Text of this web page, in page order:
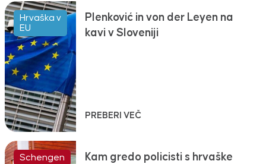
Hrvaška v
EU
Plenković in von der Leyen na
kavi v Sloveniji
PREBERI VEČ
Schengen
Kam gredo policisti s hrvaške